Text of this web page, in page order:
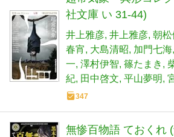
超常気象 異形コレク
社文庫 い 31-44)
井上雅彦 井上雅彦 朝
春宵 大島清昭 加門七海
一 澤村伊智 篠たまき
紀 田中啓文